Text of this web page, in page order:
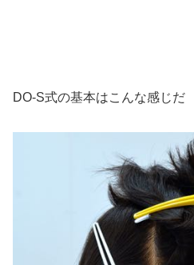
DO-S式の基本はこんな感じだ